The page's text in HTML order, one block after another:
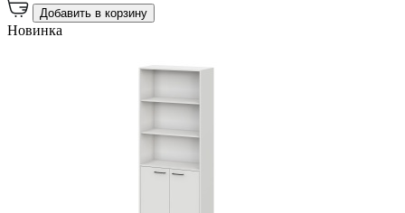
Добавить в корзину
Новинка